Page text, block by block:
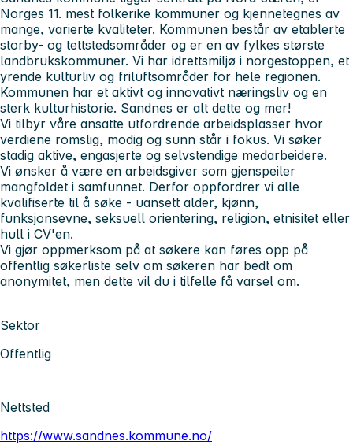
Norges 11. mest folkerike kommuner og kjennetegnes av
mange, varierte kvaliteter. Kommunen består av etablerte
storby- og tettstedsområder og er en av fylkes største
landbrukskommuner. Vi har idrettsmiljø i norgestoppen, et
yrende kulturliv og friluftsområder for hele regionen.
Kommunen har et aktivt og innovativt næringsliv og en
sterk kulturhistorie. Sandnes er alt dette og mer!
Vi tilbyr våre ansatte utfordrende arbeidsplasser hvor
verdiene romslig, modig og sunn står i fokus. Vi søker
stadig aktive, engasjerte og selvstendige medarbeidere.
Vi ønsker å være en arbeidsgiver som gjenspeiler
mangfoldet i samfunnet. Derfor oppfordrer vi alle
kvalifiserte til å søke - uansett alder, kjønn,
funksjonsevne, seksuell orientering, religion, etnisitet eller
hull i CV'en.
Vi gjør oppmerksom på at søkere kan føres opp på
offentlig søkerliste selv om søkeren har bedt om
anonymitet, men dette vil du i tilfelle få varsel om.
Sektor
Offentlig
Nettsted
https://www.sandnes.kommune.no/